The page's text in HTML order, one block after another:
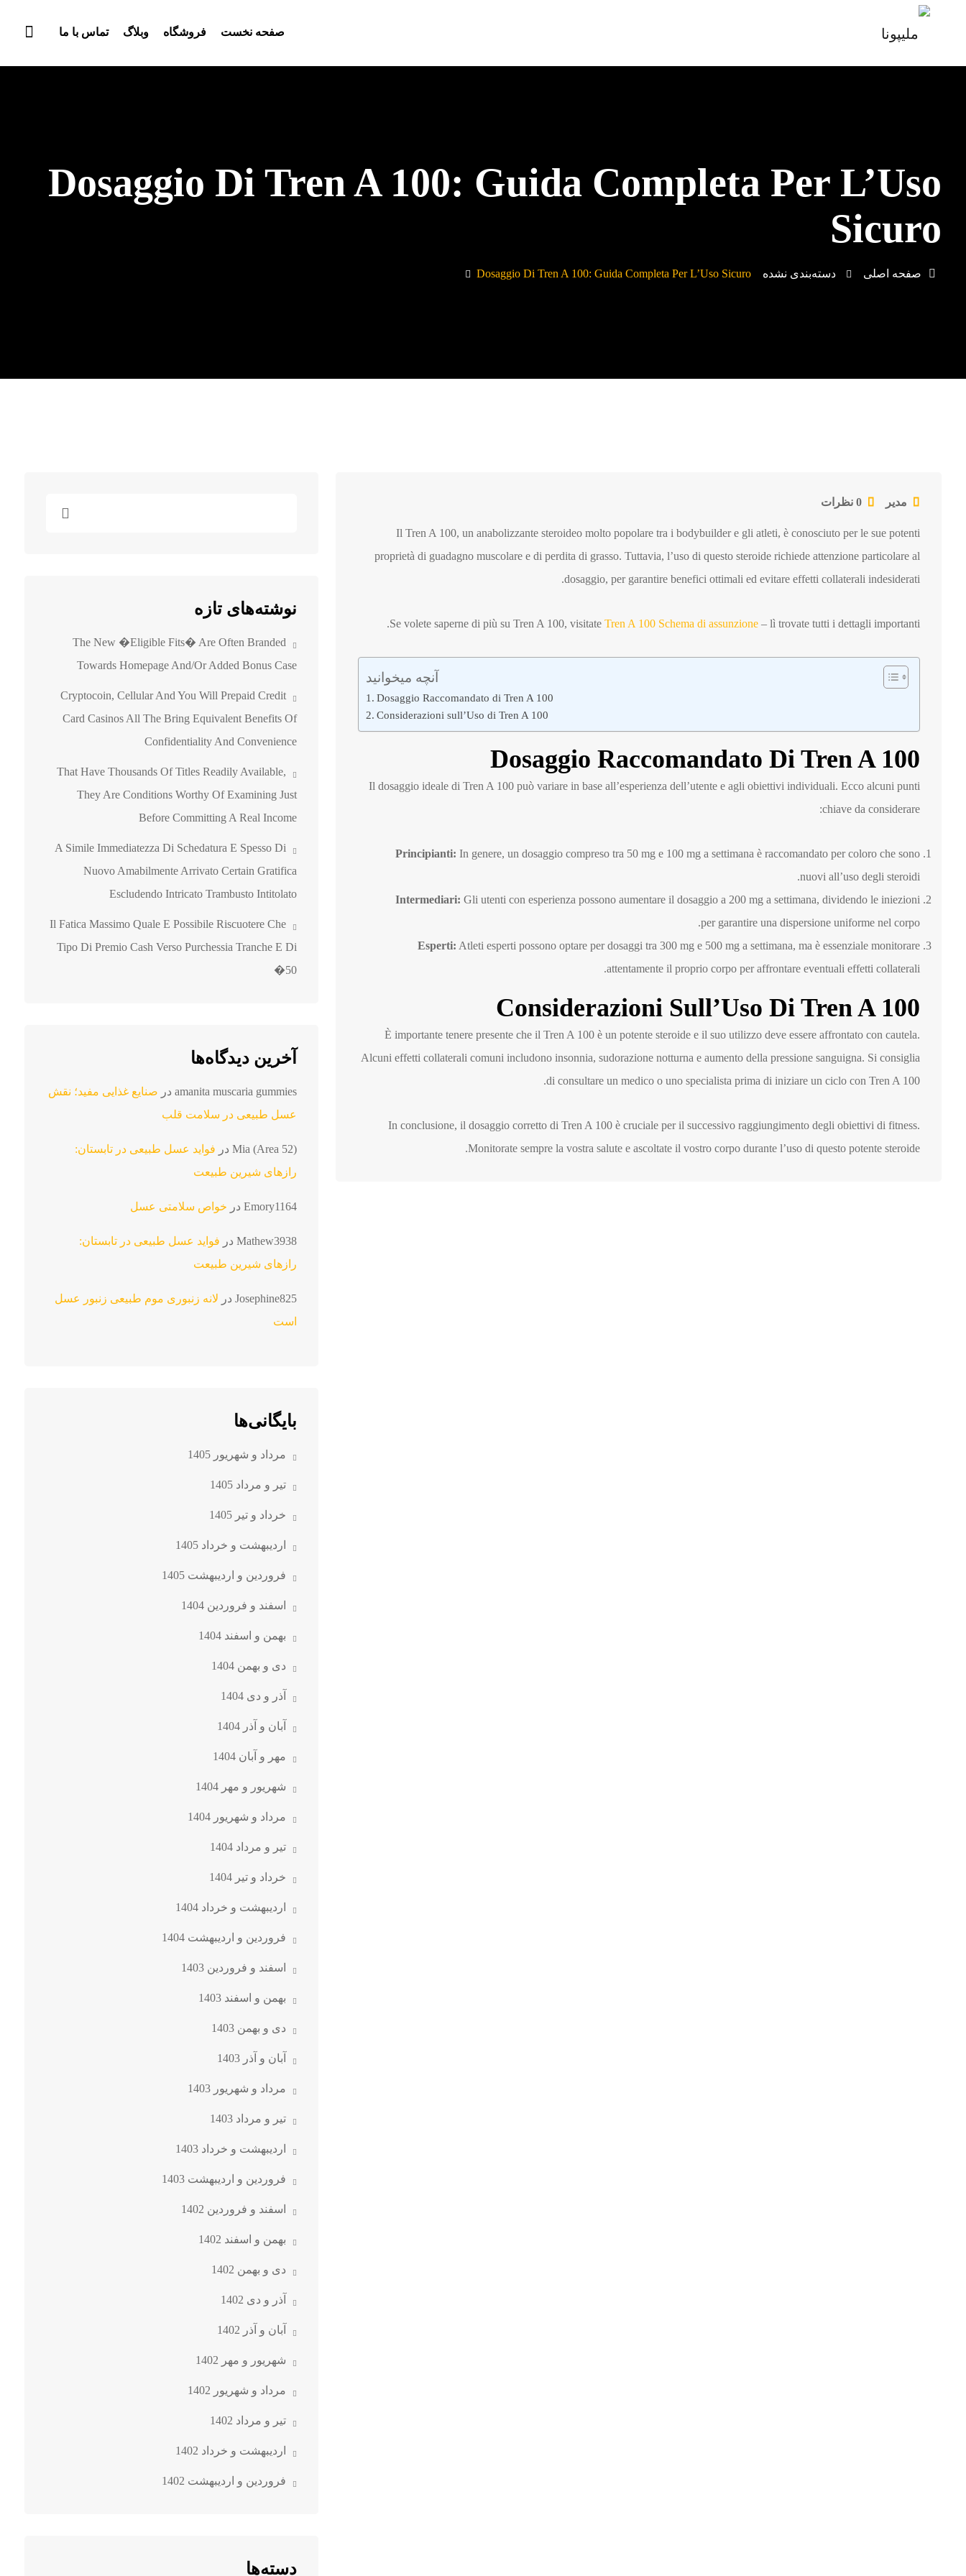
صفحه نخست فروشگاه وبلاگ تماس با ما
Dosaggio Di Tren A 100: Guida Completa Per L’Uso
Sicuro
صفحه اصلی دسته‌بندی نشده Dosaggio Di Tren A 100: Guida Completa Per L’Uso Sicuro
مدیر 0 نظرات
Il Tren A 100, un anabolizzante steroideo molto popolare tra i bodybuilder e gli atleti, è conosciuto per le sue potenti
proprietà di guadagno muscolare e di perdita di grasso. Tuttavia, l’uso di questo steroide richiede attenzione particolare al
dosaggio, per garantire benefici ottimali ed evitare effetti collaterali indesiderati.
Se volete saperne di più su Tren A 100, visitate Tren A 100 Schema di assunzione – lì trovate tutti i dettagli importanti.
آنچه میخوانید
Dosaggio Raccomandato di Tren A 100
Considerazioni sull’Uso di Tren A 100
Dosaggio Raccomandato Di Tren A 100
Il dosaggio ideale di Tren A 100 può variare in base all’esperienza dell’utente e agli obiettivi individuali. Ecco alcuni punti
chiave da considerare:
Principianti: In genere, un dosaggio compreso tra 50 mg e 100 mg a settimana è raccomandato per coloro che sono
nuovi all’uso degli steroidi.
Intermediari: Gli utenti con esperienza possono aumentare il dosaggio a 200 mg a settimana, dividendo le iniezioni
per garantire una dispersione uniforme nel corpo.
Esperti: Atleti esperti possono optare per dosaggi tra 300 mg e 500 mg a settimana, ma è essenziale monitorare
attentamente il proprio corpo per affrontare eventuali effetti collaterali.
Considerazioni Sull’Uso Di Tren A 100
È importante tenere presente che il Tren A 100 è un potente steroide e il suo utilizzo deve essere affrontato con cautela.
Alcuni effetti collaterali comuni includono insonnia, sudorazione notturna e aumento della pressione sanguigna. Si consiglia
di consultare un medico o uno specialista prima di iniziare un ciclo con Tren A 100.
In conclusione, il dosaggio corretto di Tren A 100 è cruciale per il successivo raggiungimento degli obiettivi di fitness.
Monitorate sempre la vostra salute e ascoltate il vostro corpo durante l’uso di questo potente steroide.
نوشته‌های تازه
The New �eligible Fits� Are Often Branded
Towards Homepage And/or Added Bonus Case
Cryptocoin, Cellular And You Will Prepaid Credit
Card Casinos All The Bring Equivalent Benefits Of
Confidentiality And Convenience
That Have Thousands Of Titles Readily Available,
They Are Conditions Worthy Of Examining Just
Before Committing A Real Income
A Simile Immediatezza Di Schedatura E Spesso Di
Nuovo Amabilmente Arrivato Certain Gratifica
Escludendo Intricato Trambusto Intitolato
Il Fatica Massimo Quale E Possibile Riscuotere Che
Tipo Di Premio Cash Verso Purchessia Tranche E Di
50�
آخرین دیدگاه‌ها
amanita muscaria gummiesدر صنایع غذایی مفید؛ نقش
عسل طبیعی در سلامت قلب
Mia (Area 52)در فواید عسل طبیعی در تابستان:
رازهای شیرین طبیعت
Emory1164در خواص سلامتی عسل
Mathew3938در فواید عسل طبیعی در تابستان:
رازهای شیرین طبیعت
Josephine825در لانه زنبوری موم طبیعی زنبور عسل
است
بایگانی‌ها
مرداد و شهریور 1405
تیر و مرداد 1405
خرداد و تیر 1405
اردیبهشت و خرداد 1405
فروردین و اردیبهشت 1405
اسفند و فروردین 1404
بهمن و اسفند 1404
دی و بهمن 1404
آذر و دی 1404
آبان و آذر 1404
مهر و آبان 1404
شهریور و مهر 1404
مرداد و شهریور 1404
تیر و مرداد 1404
خرداد و تیر 1404
اردیبهشت و خرداد 1404
فروردین و اردیبهشت 1404
اسفند و فروردین 1403
بهمن و اسفند 1403
دی و بهمن 1403
آبان و آذر 1403
مرداد و شهریور 1403
تیر و مرداد 1403
اردیبهشت و خرداد 1403
فروردین و اردیبهشت 1403
اسفند و فروردین 1402
بهمن و اسفند 1402
دی و بهمن 1402
آذر و دی 1402
آبان و آذر 1402
شهریور و مهر 1402
مرداد و شهریور 1402
تیر و مرداد 1402
اردیبهشت و خرداد 1402
فروردین و اردیبهشت 1402
دسته‌ها